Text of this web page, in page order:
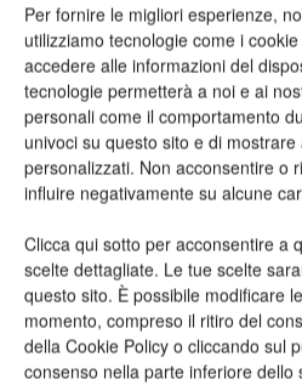
Per fornire le migliori esperienze,
utilizziamo tecnologie come i
accedere alle informazioni del
tecnologie permetterà a noi e ai
personali come il comportamento
univoci su questo sito e di
personalizzati. Non acconsentire o
influire negativamente su alcune
Clicca qui sotto per acconsentire a
scelte dettagliate. Le tue scelte
questo sito. È possibile modificare
momento, compreso il ritiro del
della Cookie Policy o cliccando sul
consenso nella parte inferiore dello
n.2 - Giugno 2026 n.1 - Maggio
Edicola Web
Iscriviti alla newsletter